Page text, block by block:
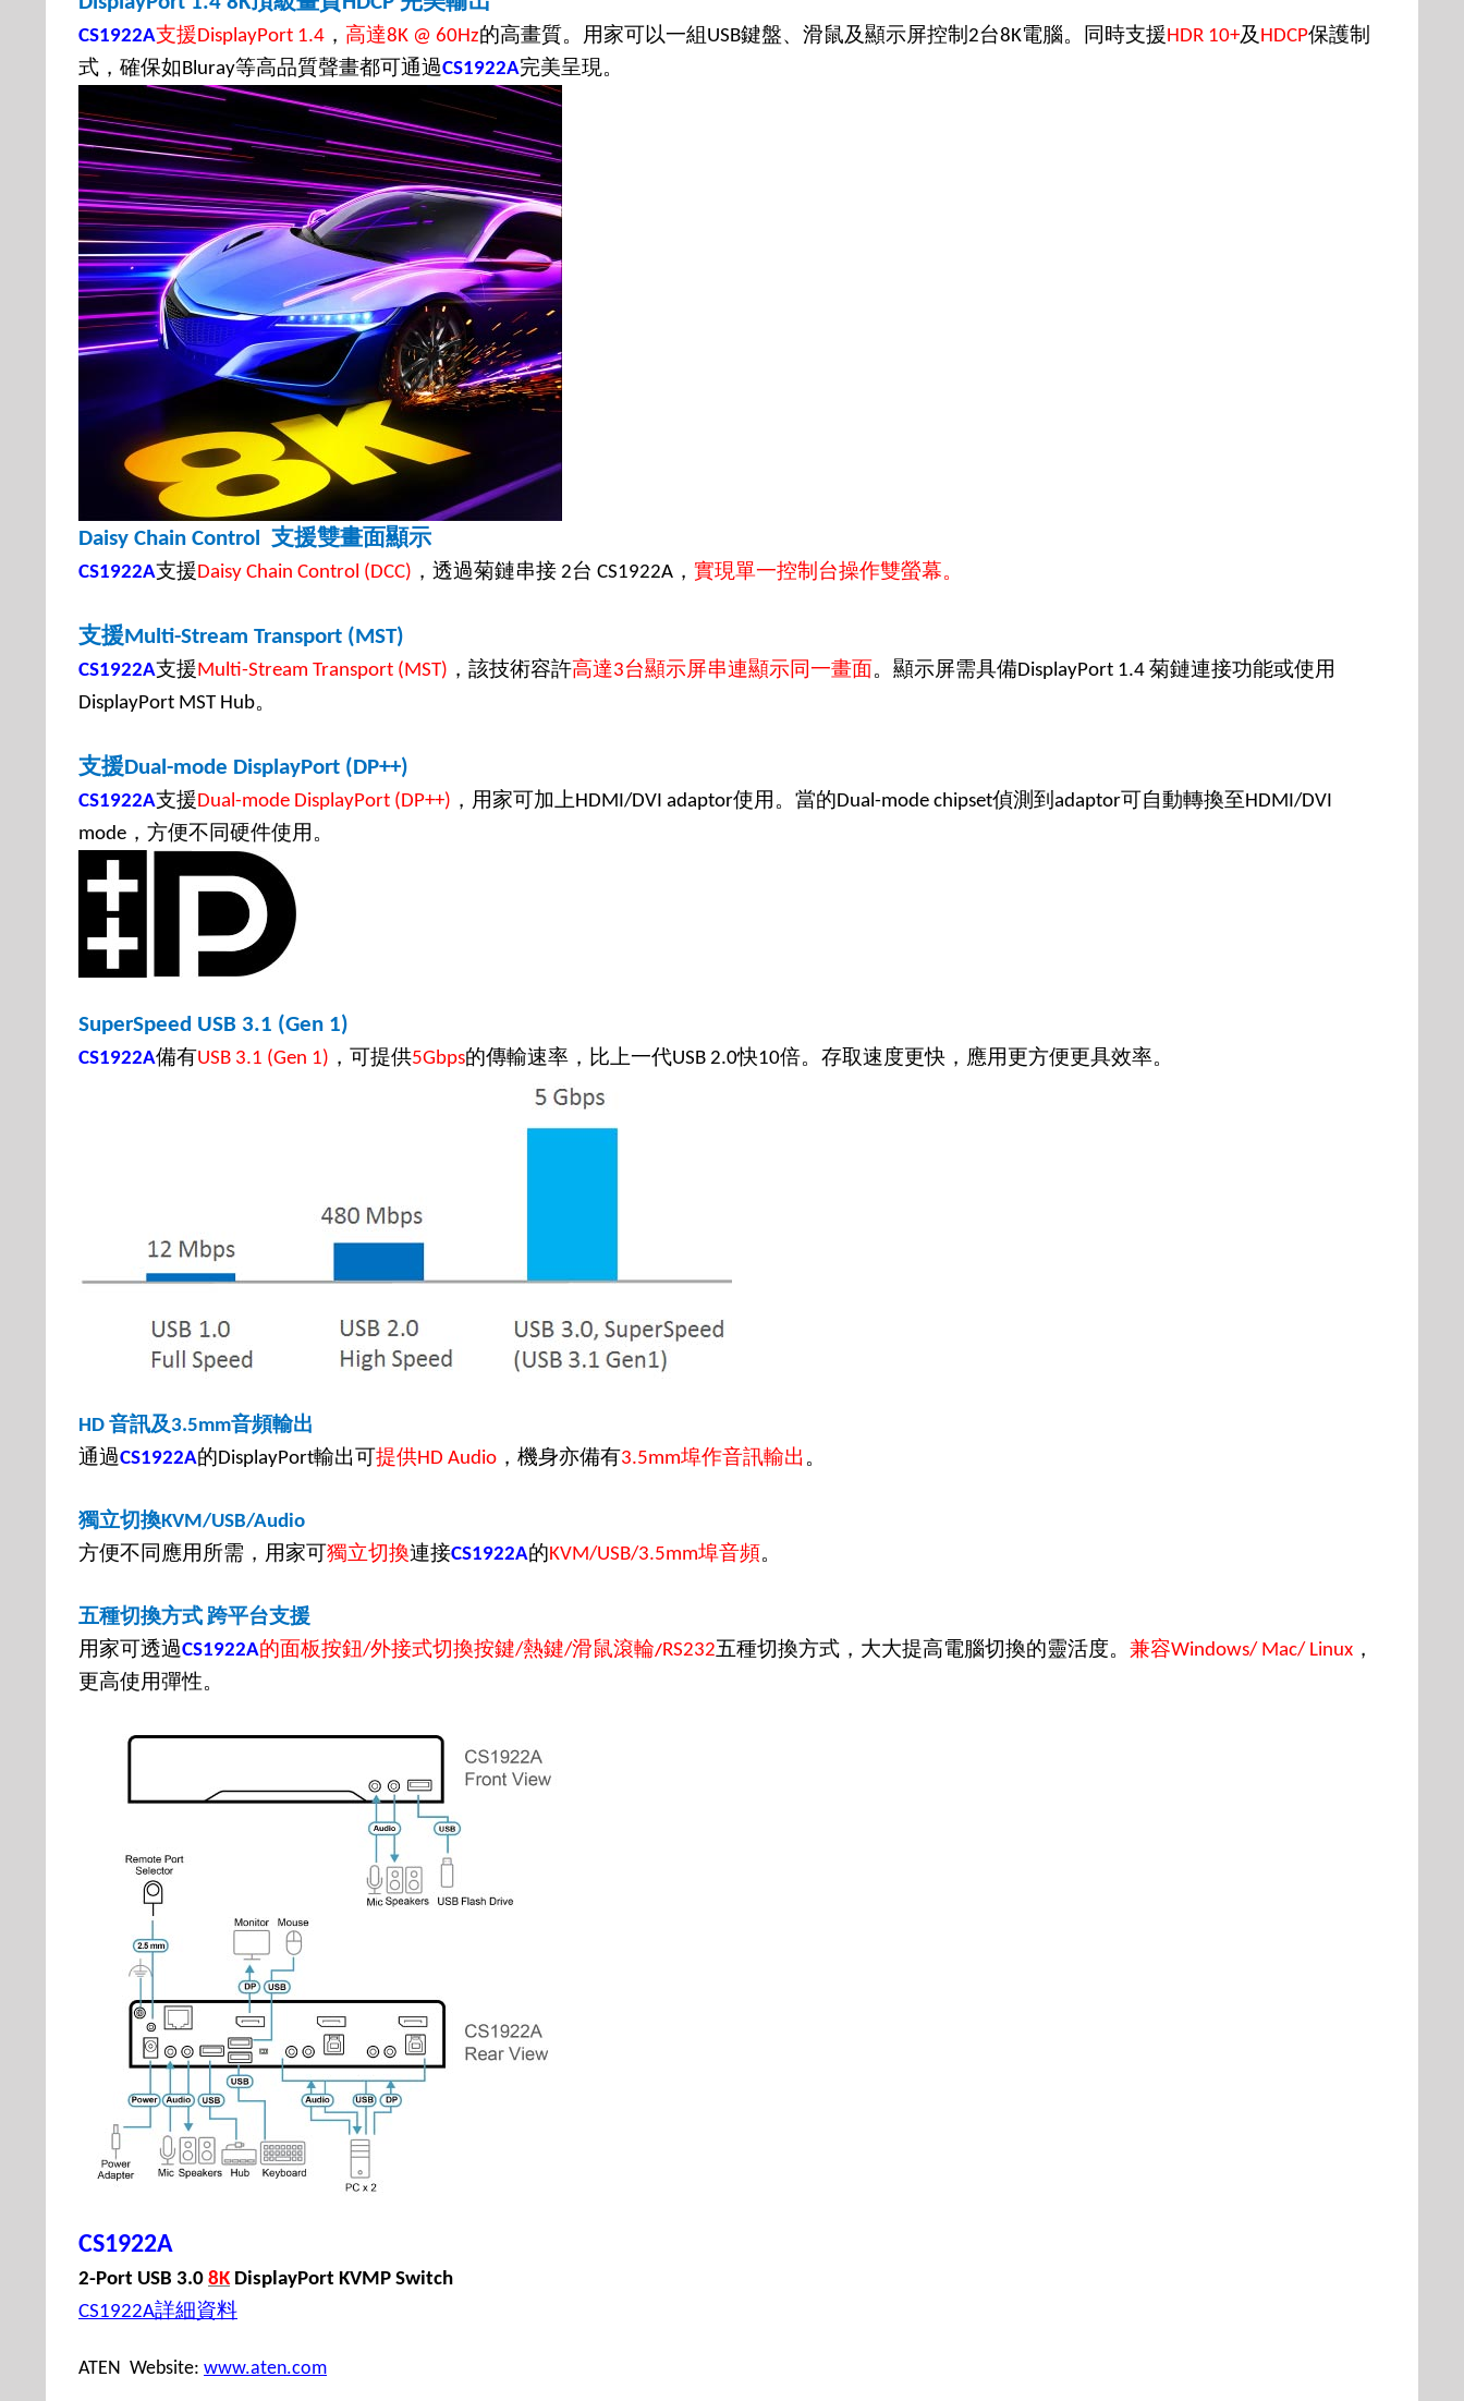
CS1922A支援DisplayPort 1.4 ， 高達8K @ 60Hz的高畫質。用家可以一組 USB鍵盤、滑鼠及顯示屏控制 2台8K電腦。同時支援HDR 10+及 HDCP保護制
式，確保如Bluray等高品質聲畫都可通過CS1922A完美呈現。
Daisy Chain Control 支援雙畫面顯示
CS1922A支援Daisy Chain Control (DCC) ，透過菊鏈串接 2台 CS1922A ， 實現單一控制台操作雙螢幕。
支援Multi-Stream Transport (MST)
CS1922A支援Multi-Stream Transport (MST) ，該技術容許高達3台顯示屏串連顯示同一畫面。顯示屏需具備DisplayPort 1.4 菊鏈連接功能或使用
DisplayPort MST Hub。
支援Dual-mode DisplayPort (DP++)
CS1922A支援Dual-mode DisplayPort (DP++) ，用家可加上HDMI/DVI adaptor使用。當的Dual-mode chipset偵測到 adaptor可自動轉換至HDMI/DVI
mode ，方便不同硬件使用。
SuperSpeed USB 3.1 (Gen 1)
CS1922A備有USB 3.1 (Gen 1) ，可提供5Gbps的傳輸速率，比上一代USB 2.0快10倍。存取速度更快，應用更方便更具效率。
HD 音訊及3.5mm音頻輸出
通過CS1922A的DisplayPort輸出可提供HD Audio ，機身亦備有3.5mm埠作音訊輸出 。
獨立切換KVM/USB/Audio
方便不同應用所需，用家可獨立切換連接CS1922A的KVM/USB/3.5mm埠音頻。
五種切換方式 跨平台支援
用家可透過CS1922A的面板按鈕/外接式切換按鍵/熱鍵/滑鼠滾輪/RS232五種切換方式，大大提高電腦切換的靈活度。 兼容Windows/ Mac/ Linux ，
更高使用彈性。
CS1922A
2-Port USB 3.0 8K DisplayPort KVMP Switch
CS1922A詳細資料
ATEN Website: www.aten.com